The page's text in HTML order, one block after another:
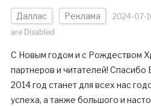
Даллас Реклама 2024-07-
are Disabled
С Новым годом и с Рождеством
партнеров и читателей! Спасибо
2014 год станет для всех нас
успеха, а также большого и